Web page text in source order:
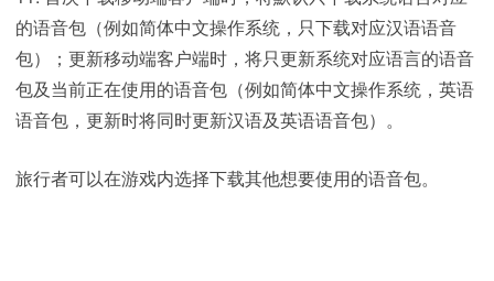
的语音包（例如简体中文操作系统，只下载对应汉语语音
包）；更新移动端客户端时，将只更新系统对应语言的语音
包及当前正在使用的语音包（例如简体中文操作系统，英语
语音包，更新时将同时更新汉语及英语语音包）。
旅行者可以在游戏内选择下载其他想要使用的语音包。